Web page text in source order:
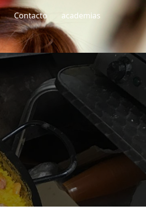
Contacto academias